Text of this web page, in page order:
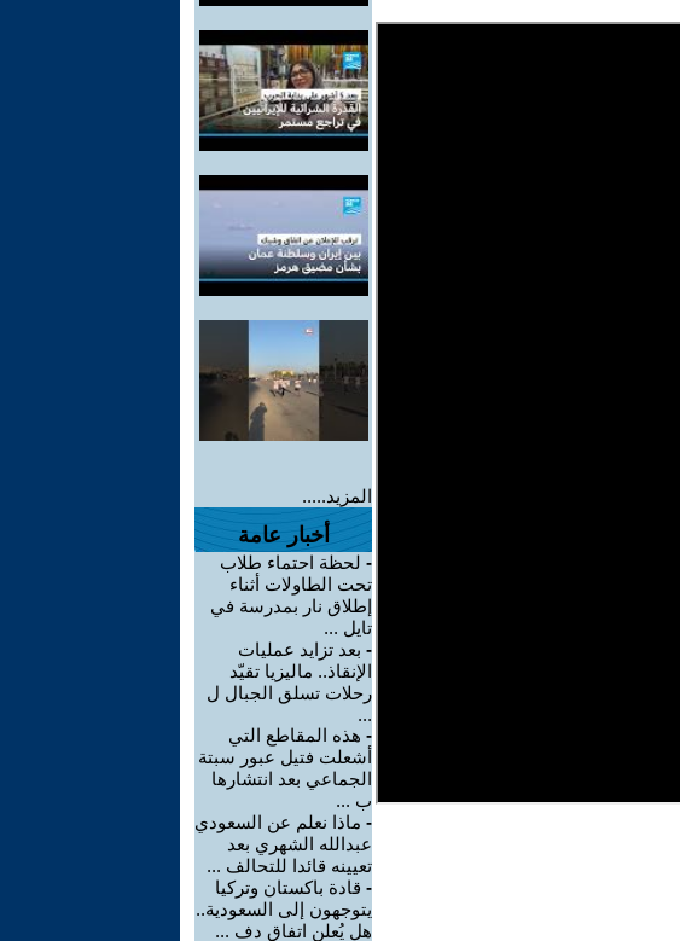
المزيد.....
أخبار عامة
- لحظة احتماء طلاب
تحت الطاولات أثناء
إطلاق نار بمدرسة في
تايل ...
- بعد تزايد عمليات
الإنقاذ.. ماليزيا تقيّد
رحلات تسلق الجبال ل
...
- هذه المقاطع التي
أشعلت فتيل عبور سبتة
الجماعي بعد انتشارها
ب ...
- ماذا نعلم عن السعودي
عبدالله الشهري بعد
تعيينه قائدا للتحالف ...
- قادة باكستان وتركيا
يتوجهون إلى السعودية..
هل يُعلن اتفاق دف ...